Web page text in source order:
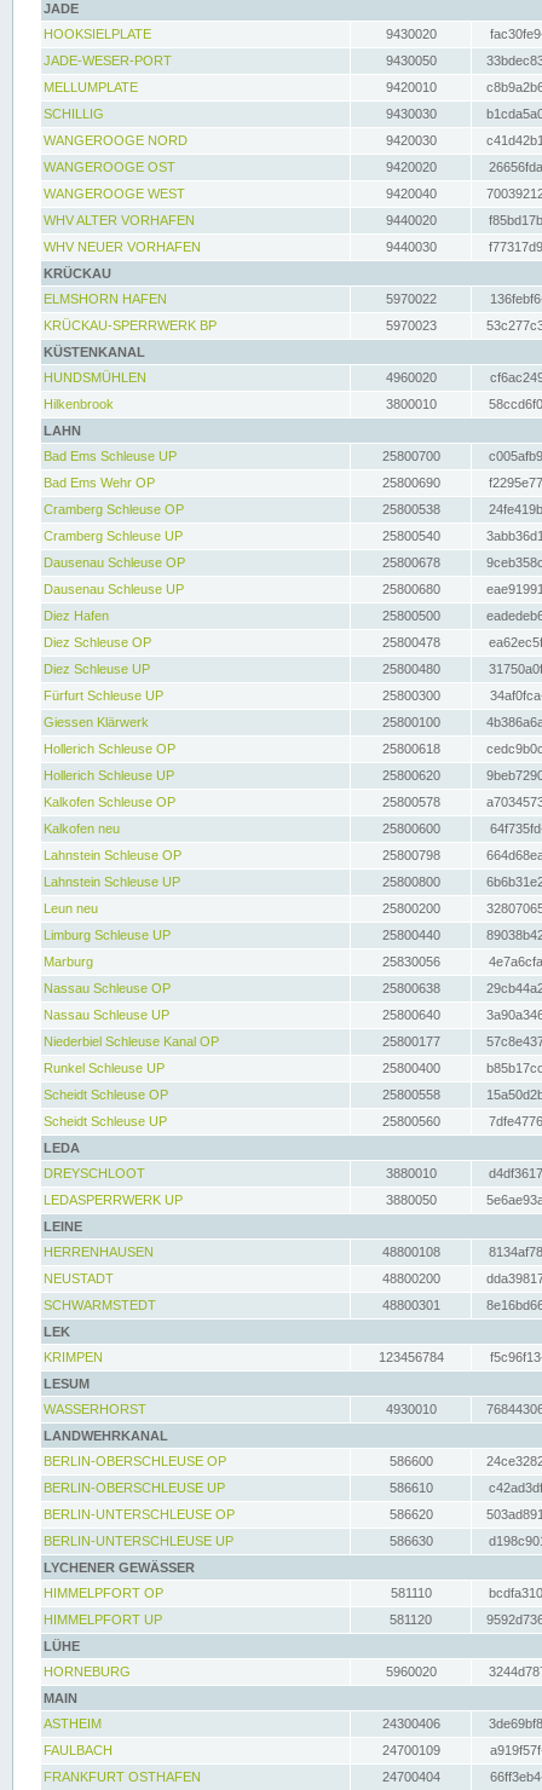
JADE
HOOKSIELPLATE
9430020
JADE-WESER-PORT
9430050
MELLUMPLATE
9420010
SCHILLIG
9430030
WANGEROOGE NORD
9420030
WANGEROOGE OST
9420020
WANGEROOGE WEST
9420040
WHV ALTER VORHAFEN
9440020
WHV NEUER VORHAFEN
9440030
KRÜCKAU
ELMSHORN HAFEN
5970022
KRÜCKAU-SPERRWERK BP
5970023
KÜSTENKANAL
HUNDSMÜHLEN
4960020
Hilkenbrook
3800010
LAHN
Bad Ems Schleuse UP
25800700
Bad Ems Wehr OP
25800690
Cramberg Schleuse OP
25800538
Cramberg Schleuse UP
25800540
Dausenau Schleuse OP
25800678
Dausenau Schleuse UP
25800680
Diez Hafen
25800500
Diez Schleuse OP
25800478
Diez Schleuse UP
25800480
Fürfurt Schleuse UP
25800300
Giessen Klärwerk
25800100
Hollerich Schleuse OP
25800618
Hollerich Schleuse UP
25800620
Kalkofen Schleuse OP
25800578
Kalkofen neu
25800600
Lahnstein Schleuse OP
25800798
Lahnstein Schleuse UP
25800800
Leun neu
25800200
Limburg Schleuse UP
25800440
Marburg
25830056
Nassau Schleuse OP
25800638
Nassau Schleuse UP
25800640
Niederbiel Schleuse Kanal OP
25800177
Runkel Schleuse UP
25800400
Scheidt Schleuse OP
25800558
Scheidt Schleuse UP
25800560
LEDA
DREYSCHLOOT
3880010
LEDASPERRWERK UP
3880050
LEINE
HERRENHAUSEN
48800108
NEUSTADT
48800200
SCHWARMSTEDT
48800301
LEK
KRIMPEN
123456784
LESUM
WASSERHORST
4930010
LANDWEHRKANAL
BERLIN-OBERSCHLEUSE OP
586600
BERLIN-OBERSCHLEUSE UP
586610
BERLIN-UNTERSCHLEUSE OP
586620
BERLIN-UNTERSCHLEUSE UP
586630
LYCHENER GEWÄSSER
HIMMELPFORT OP
581110
HIMMELPFORT UP
581120
LÜHE
HORNEBURG
5960020
MAIN
ASTHEIM
24300406
FAULBACH
24700109
FRANKFURT OSTHAFEN
24700404